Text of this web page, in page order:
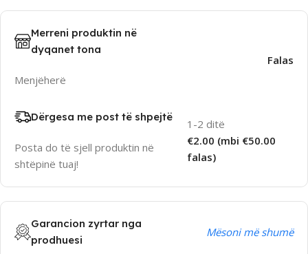
Merreni produktin në
dyqanet tona
Menjëherë
Falas
Dërgesa me post të shpejtë
Posta do të sjell produktin në
shtëpinë tuaj!
1-2 ditë
€2.00 (mbi €50.00
falas)
Garancion zyrtar nga
prodhuesi
Mësoni më shumë